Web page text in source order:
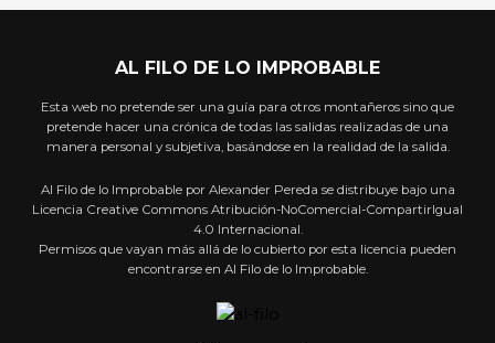
AL FILO DE LO IMPROBABLE
Esta web no pretende ser una guía para otros montañeros sino que
pretende hacer una crónica de todas las salidas realizadas de una
manera personal y subjetiva, basándose en la realidad de la salida.
Al Filo de lo Improbable por Alexander Pereda se distribuye bajo una
Licencia Creative Commons Atribución-NoComercial-CompartirIgual
4.0 Internacional.
Permisos que vayan más allá de lo cubierto por esta licencia pueden
encontrarse en Al Filo de lo Improbable.